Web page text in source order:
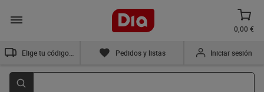
0,00 €
Pedidos y listas Iniciar sesión